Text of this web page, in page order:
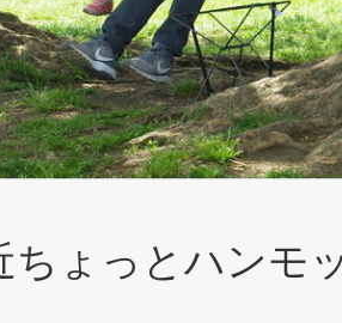
ちょっとハンモ